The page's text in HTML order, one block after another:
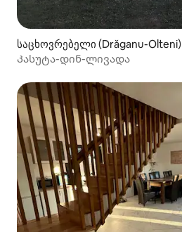
საცხოვრებელი (Drăganu-Olteni)
Კასუტა-დინ-ლივადა